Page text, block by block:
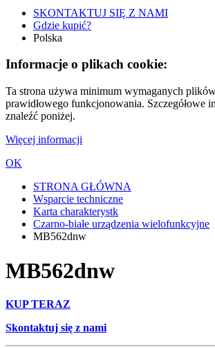
SKONTAKTUJ SIĘ Z NAMI
Gdzie kupić?
Polska
Informacje o plikach cookie:
Ta strona używa minimum wymaganych
prawidłowego funkcjonowania. Szczegółowe
znaleźć poniżej.
Więcej informacji
OK
STRONA GŁÓWNA
Wsparcie techniczne
Karta charakterystk
Czarno-białe urządzenia wielofunkcyjne
MB562dnw
MB562dnw
KUP TERAZ
Skontaktuj się z nami